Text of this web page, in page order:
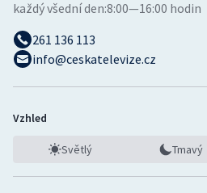
každý všední den:8:00—16:00 hodin
261 136 113
info@ceskatelevize.cz
Vzhled
Světlý Tmavý